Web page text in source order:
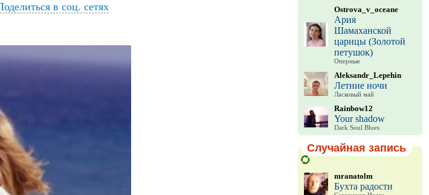
в соц. сетях Ostrova_v_oceane
Ария
Шамаханской
царицы (Золотой
петушок)
Оперные
Aleksandr_Lepehin
Летние ночи
Ласковый май
Rainbow12
Your shadow
Dark Soul Blues
Случайная запись
mranatolm
Бухта радости